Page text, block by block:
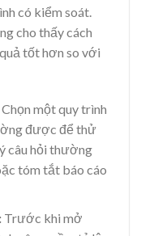
có kiểm soát.
cho thấy cách
tốt hơn so với
một quy trình
được để thử
câu hỏi thường
tóm tắt báo cáo
Trước khi mở